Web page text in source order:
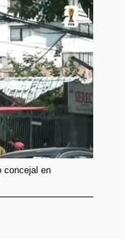
concejal en